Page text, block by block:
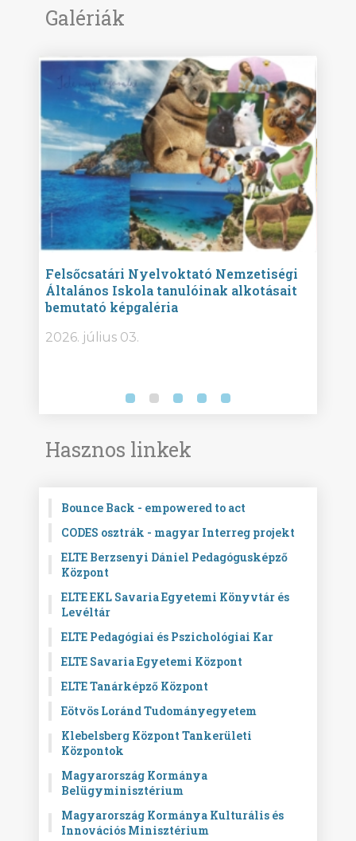
Galériák
Felsőcsatári Nyelvoktató Nemzetiségi
Általános Iskola tanulóinak alkotásait
bemutató képgaléria
2026. július 03.
Hasznos linkek
Bounce Back - empowered to act
CODES osztrák - magyar Interreg projekt
ELTE Berzsenyi Dániel Pedagógusképző
Központ
ELTE EKL Savaria Egyetemi Könyvtár és
Levéltár
ELTE Pedagógiai és Pszichológiai Kar
ELTE Savaria Egyetemi Központ
ELTE Tanárképző Központ
Eötvös Loránd Tudományegyetem
Klebelsberg Központ Tankerületi
Központok
Magyarország Kormánya
Belügyminisztérium
Magyarország Kormánya Kulturális és
Innovációs Minisztérium